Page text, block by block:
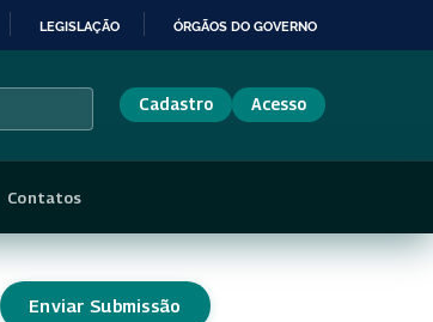
LEGISLAÇÃO ÓRGÃOS DO GOVERNO
Cadastro Acesso
Contatos
Enviar Submissão